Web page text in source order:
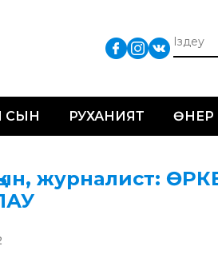
СЫН РУХАНИЯТ ӨНЕР
журналист: